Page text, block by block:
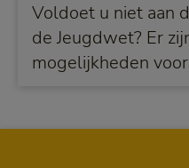
Voldoet u niet aan
de Jeugdwet? Er
mogelijkheden